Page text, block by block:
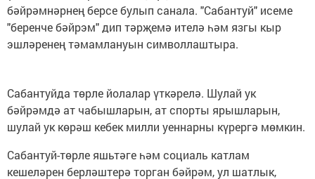
бәйрәмнәрнең берсе булып санала. "Сабантуй" исеме
"беренче бәйрэм" дип тәрҗемә ителә һәм язгы кыр
эшләренең тәмамлануын символлаштыра.
Сабантуйда төрле йолалар үткәрелә. Шулай ук
бәйрәмдә ат чабышларын, ат спорты ярышларын,
шулай ук көрәш кебек милли уеннарны күрергә мөмкин.
Сабантуй-төрле яшьтәге һәм социаль катлам
кешеләрен берләштерә торган бәйрәм, ул шатлык,